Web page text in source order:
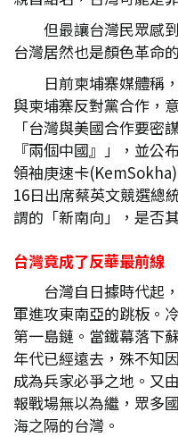
但最讓台灣民眾感
台灣居然也是顏色革命
日前柬埔寨媒體稱
與柬埔寨反對黨合作，
「台灣與美國合作要密
『兩個中國』」，並
領袖庚速卡
16日出席蔡英文競選總
謂的「新南向」，是否
台灣竟成了反華最前線
台灣自日據時代起
軍進攻東南亞的跳板。
第一島鏈。當鐵幕落下
年代已經遠去，殊不知
成為兵家必爭之地。又
報戰場無以為繼，眾多
海之隔的台灣。